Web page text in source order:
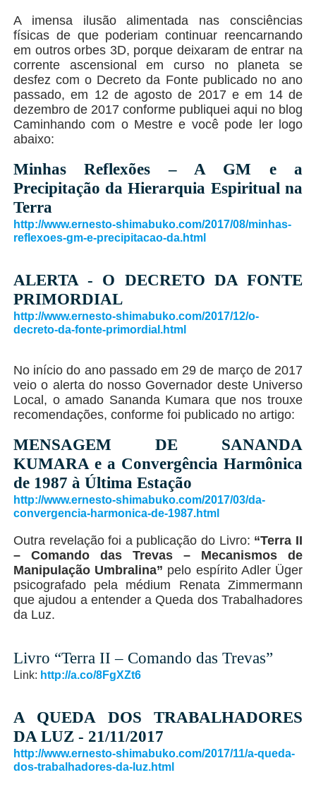
A imensa ilusão alimentada nas consciências
físicas de que poderiam continuar reencarnando
em outros orbes 3D, porque deixaram de entrar na
corrente ascensional em curso no planeta se
desfez com o Decreto da Fonte publicado no ano
passado, em 12 de agosto de 2017 e em 14 de
dezembro de 2017 conforme publiquei aqui no blog
Caminhando com o Mestre e você pode ler logo
abaixo:
Minhas Reflexões – A GM e a
Precipitação da Hierarquia Espiritual na
Terra
http://www.ernesto-shimabuko.com/2017/08/minhas-
reflexoes-gm-e-precipitacao-da.html
ALERTA - O DECRETO DA FONTE
PRIMORDIAL
http://www.ernesto-shimabuko.com/2017/12/o-
decreto-da-fonte-primordial.html
No início do ano passado em 29 de março de 2017
veio o alerta do nosso Governador deste Universo
Local, o amado Sananda Kumara que nos trouxe
recomendações, conforme foi publicado no artigo:
MENSAGEM DE SANANDA
KUMARA e a Convergência Harmônica
de 1987 à Última Estação
http://www.ernesto-shimabuko.com/2017/03/da-
convergencia-harmonica-de-1987.html
Outra revelação foi a publicação do Livro: “Terra II
– Comando das Trevas – Mecanismos de
Manipulação Umbralina” pelo espírito Adler Üger
psicografado pela médium Renata Zimmermann
que ajudou a entender a Queda dos Trabalhadores
da Luz.
Livro “Terra II – Comando das Trevas”
Link: http://a.co/8FgXZt6
A QUEDA DOS TRABALHADORES
DA LUZ - 21/11/2017
http://www.ernesto-shimabuko.com/2017/11/a-queda-
dos-trabalhadores-da-luz.html